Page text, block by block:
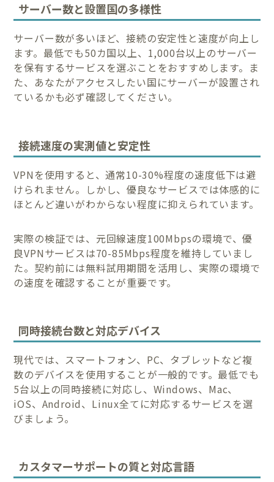
サーバー数と設置国の多様性
サーバー数が多いほど、接続の安定性と速度が向上し
ます。最低でも50カ国以上、1,000台以上のサーバー
を保有するサービスを選ぶことをおすすめします。ま
た、あなたがアクセスしたい国にサーバーが設置され
ているかも必ず確認してください。
接続速度の実測値と安定性
VPNを使用すると、通常10-30%程度の速度低下は避
けられません。しかし、優良なサービスでは体感的に
ほとんど違いがわからない程度に抑えられています。
実際の検証では、元回線速度100Mbpsの環境で、優
良VPNサービスは70-85Mbps程度を維持していまし
た。契約前には無料試用期間を活用し、実際の環境で
の速度を確認することが重要です。
同時接続台数と対応デバイス
現代では、スマートフォン、PC、タブレットなど複
数のデバイスを使用することが一般的です。最低でも
5台以上の同時接続に対応し、Windows、Mac、
iOS、Android、Linux全てに対応するサービスを選
びましょう。
カスタマーサポートの質と対応言語